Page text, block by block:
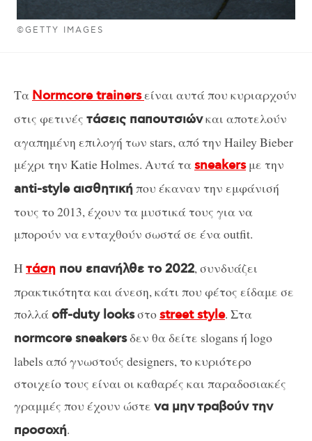
©GETTY IMAGES
Τα Normcore trainersείναι αυτά που κυριαρχούν
στις φετινές τάσεις παπουτσιώνκαι αποτελούν
αγαπημένη επιλογή των stars, από την Hailey Bieber
μέχρι την Katie Holmes. Αυτά ταsneakersμε την
anti-style αισθητικήπου έκαναν την εμφάνισή
τους το 2013, έχουν τα μυστικά τους για να
μπορούν να ενταχθούν σωστά σε ένα outfit.
Η τάση που επανήλθε το 2022, συνδυάζει
πρακτικότητα και άνεση, κάτι που φέτος είδαμε σε
πολλάoff-duty looksστοstreet style. Στα
normcore sneakersδεν θα δείτε slogans ή logo
labels από γνωστούς designers, το κυριότερο
στοιχείο τους είναι οι καθαρές και παραδοσιακές
γραμμές που έχουν ώστε να μηντραβούν την
προσοχή.